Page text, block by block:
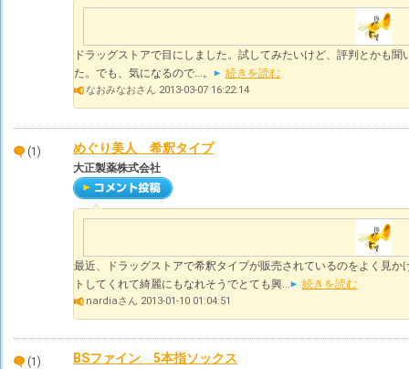
ドラッグストアで目にしました。試してみたいけど、評判とかも
た。でも、気になるので…。
続きを読む
なおみなおさん 2013-03-07 16:22:14
(1) めぐり美人 希釈タイプ
大正製薬株式会社
最近、ドラッグストアで希釈タイプが販売されているのをよく見
トしてくれて綺麗にもなれそうでとても興...
続きを読む
nardiaさん 2013-01-10 01:04:51
(1) BSファイン 5本指ソックス